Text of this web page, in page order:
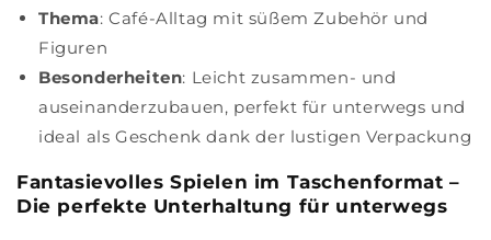
Thema: Café-Alltag mit süßem Zubehör und
Figuren
Besonderheiten: Leicht zusammen- und
auseinanderzubauen, perfekt für unterwegs und
ideal als Geschenk dank der lustigen Verpackung
Fantasievolles Spielen im Taschenformat –
Die perfekte Unterhaltung für unterwegs